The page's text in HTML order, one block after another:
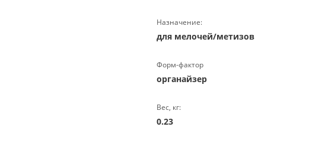
Назначение:
для мелочей/метизов
Форм-фактор
органайзер
Вес, кг:
0.23